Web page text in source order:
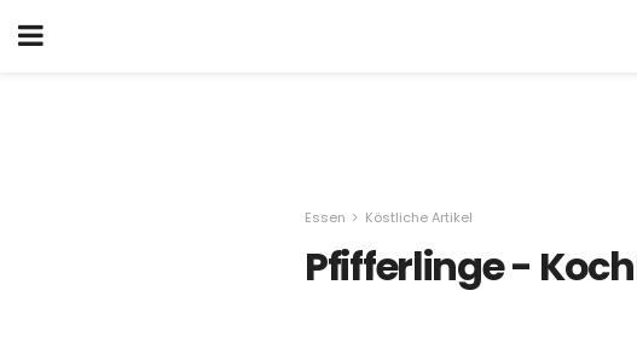
Essen Köstliche Artikel
Pfifferlinge -